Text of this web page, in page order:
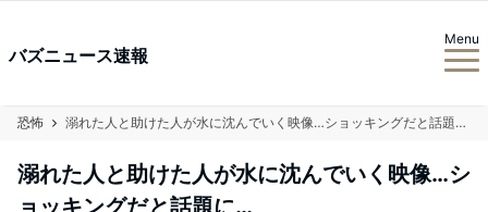
バズニュース速報
Menu
恐怖 溺れた人と助けた人が水に沈んでいく映像…ショッキングだと話題に…
溺れた人と助けた人が水に沈んでいく映像…シ
ョッキングだと話題に…